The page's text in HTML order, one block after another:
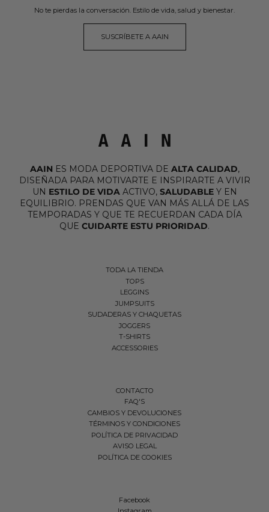
No te pierdas la conversación. Estilo de vida, salud y bienestar.
SUSCRÍBETE A AAIN
AAIN ES MODA DEPORTIVA DE ALTA CALIDAD,
DISEÑADA PARA MOTIVARTE E INSPIRARTE A VIVIR
UN ESTILO DE VIDA ACTIVO, SALUDABLEY EN
EQUILIBRIO. PRENDAS QUE VAN MÁS ALLÁ DE LAS
TEMPORADAS Y QUE TE RECUERDAN CADA DÍA
QUE CUIDARTE ESTU PRIORIDAD.
TODA LA TIENDA
TOPS
LEGGINS
JUMPSUITS
SUDADERAS Y CHAQUETAS
JOGGERS
T-SHIRTS
ACCESSORIES
CONTACTO
FAQ'S
CAMBIOS Y DEVOLUCIONES
TÉRMINOS Y CONDICIONES
POLÍTICA DE PRIVACIDAD
AVISO LEGAL
POLÍTICA DE COOKIES
Facebook